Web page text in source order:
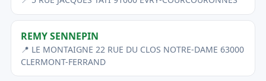
REMY SENNEPIN
📍 LE MONTAIGNE 22 RUE DU CLOS NOTRE-DAME 63000
CLERMONT-FERRAND